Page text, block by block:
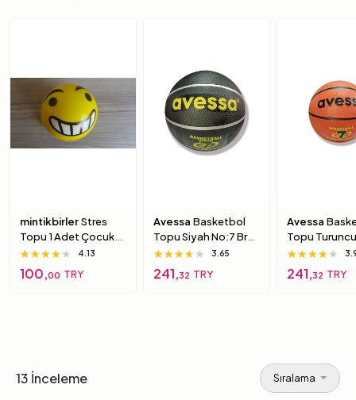
mintikbirlerStres
Topu 1 Adet Çocuk
Için Yumuşak
Süngerimsi Içi Dolu
Top 6 Numara
★★★★★
★★★★★
★★★★★ 4.13
100,00 TRY
Avessa Basketbol
Topu Siyah No:7 Brc-
7 7 Numara
★★★★★
★★★★★
★★★★★ 3.65
241,32 TRY
Avessa
Topu
Brc-7 5
★★★★★
★★★★★
★★★★★
241,32 TRY
13 İnceleme Sıralama